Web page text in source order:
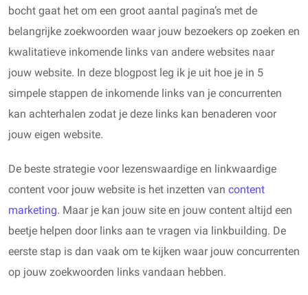
bocht gaat het om een groot aantal pagina’s met de
belangrijke zoekwoorden waar jouw bezoekers op zoeken en
kwalitatieve inkomende links van andere websites naar
jouw website. In deze blogpost leg ik je uit hoe je in 5
simpele stappen de inkomende links van je concurrenten
kan achterhalen zodat je deze links kan benaderen voor
jouw eigen website.
De beste strategie voor lezenswaardige en linkwaardige
content voor jouw website is het inzetten van content
marketing. Maar je kan jouw site en jouw content altijd een
beetje helpen door links aan te vragen via linkbuilding. De
eerste stap is dan vaak om te kijken waar jouw concurrenten
op jouw zoekwoorden links vandaan hebben.